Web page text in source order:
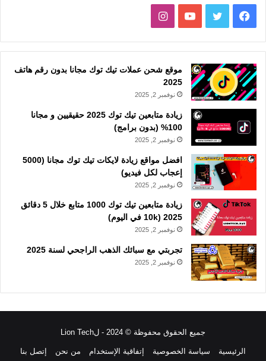
فيسبوك تويتر يوتيوبانستقرام
موقع شحن عملات تيك توك مجانا بدون رقم هاتف
2025
نوفمبر 2, 2025
زيادة متابعين تيك توك 2025 حقيقيين و مجانا
100% (بدون برامج)
نوفمبر 2, 2025
افضل مواقع زيادة لايكات تيك توك مجانا (5000
إعجاب لكل فيديو)
نوفمبر 2, 2025
زيادة متابعين تيك توك 1000 متابع خلال 5 دقائق
2025 (10k في اليوم)
نوفمبر 2, 2025
تجربتي مع سبائك الذهب الراجحي لسنة 2025
نوفمبر 2, 2025
جميع الحقوق محفوظة © 2024 - لLion Tech
الرئيسية سياسة الخصوصية إتفاقية الإستخدام من نحن إتصل بنا